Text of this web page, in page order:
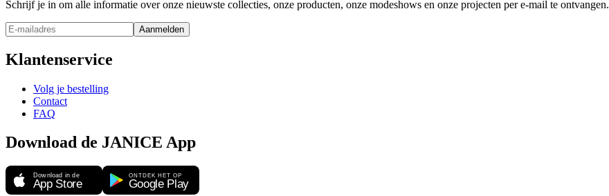
Schrijf je in om alle informatie over onze nieuwste collecties, onze producten, onze modeshows en onze projecten per e-mail te ontvangen.
Aanmelden
Klantenservice
Volg je bestelling
Contact
FAQ
Download de JANICE App